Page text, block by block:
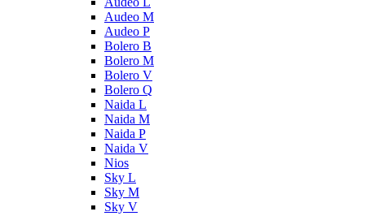
Audeo М
Audeo P
Bolero B
Bolero M
Bolero V
Bolero Q
Naida L
Naida M
Naida P
Naida V
Nios
Sky L
Sky M
Sky V